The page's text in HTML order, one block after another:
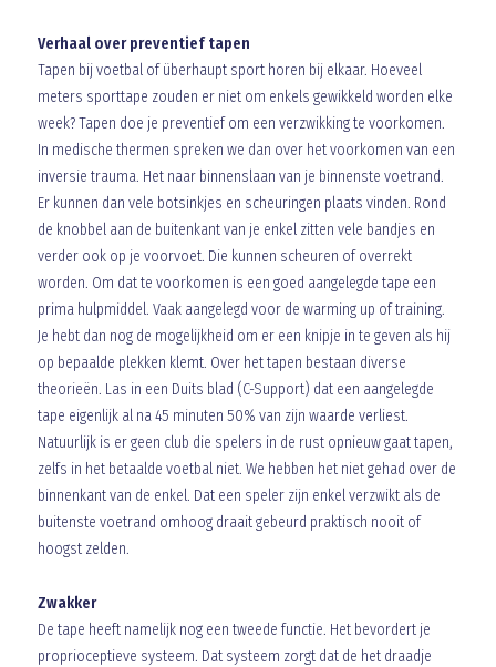
Verhaal over preventief tapen
Tapen bij voetbal of überhaupt sport horen bij elkaar. Hoeveel
meters sporttape zouden er niet om enkels gewikkeld worden elke
week? Tapen doe je preventief om een verzwikking te voorkomen.
In medische thermen spreken we dan over het voorkomen van een
inversie trauma. Het naar binnenslaan van je binnenste voetrand.
Er kunnen dan vele botsinkjes en scheuringen plaats vinden. Rond
de knobbel aan de buitenkant van je enkel zitten vele bandjes en
verder ook op je voorvoet. Die kunnen scheuren of overrekt
worden. Om dat te voorkomen is een goed aangelegde tape een
prima hulpmiddel. Vaak aangelegd voor de warming up of training.
Je hebt dan nog de mogelijkheid om er een knipje in te geven als hij
op bepaalde plekken klemt. Over het tapen bestaan diverse
theorieën. Las in een Duits blad (C-Support) dat een aangelegde
tape eigenlijk al na 45 minuten 50% van zijn waarde verliest.
Natuurlijk is er geen club die spelers in de rust opnieuw gaat tapen,
zelfs in het betaalde voetbal niet. We hebben het niet gehad over de
binnenkant van de enkel. Dat een speler zijn enkel verzwikt als de
buitenste voetrand omhoog draait gebeurd praktisch nooit of
hoogst zelden.
Zwakker
De tape heeft namelijk nog een tweede functie. Het bevordert je
proprioceptieve systeem. Dat systeem zorgt dat de het draadje